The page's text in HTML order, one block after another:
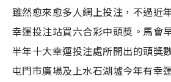
雖然愈來愈多人網上投注，不過近
幸運投注站買六合彩中頭獎。馬會
半年十大幸運投注處所開出的頭獎
屯門市廣場及上水石湖墟今年有幸